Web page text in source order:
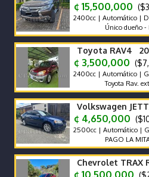
¢ 15,500,000
2400cc | Automático |
Único dueño -
Toyota RAV4
¢ 3,500,000
2400cc | Automático |
Toyota Rav. extra
Volkswagen
¢ 4,650,000
2500cc | Automático |
PAGO LA MITAD
Chevrolet TRAX
¢ 10,500,000